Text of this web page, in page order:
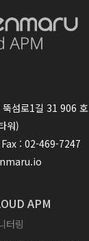
섬로1길 31 906 호
워)
: 02-469-7247
APM
터링